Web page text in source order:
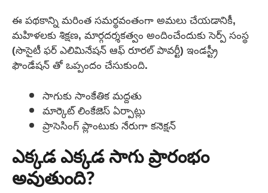
ఈ పథకాన్ని మరింత సమర్థవంతంగా అమలు చేయడానికీ,
మహిళలకు శిక్షణ, మార్గదర్శకత్వం అందించేందుకు సెర్ప్ సంస్థ
(సొసైటీ ఫర్ ఎలిమినేషన్ ఆఫ్ రూరల్ పావర్టీ) ఇండస్ట్రీ
ఫౌండేషన్ తో ఒప్పందం చేసుకుంది.
సాగుకు సాంకేతిక మద్దతు
మార్కెట్ లింకేజెస్ ఏర్పాట్లు
ప్రాసెసింగ్ ప్లాంటుకు నేరుగా కనెక్షన్
ఎక్కడ ఎక్కడ సాగు ప్రారంభం
అవుతుంది?